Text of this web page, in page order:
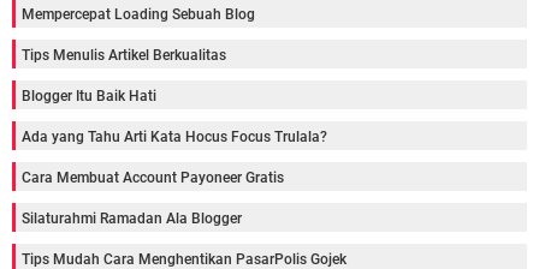
Mempercepat Loading Sebuah Blog
Tips Menulis Artikel Berkualitas
Blogger Itu Baik Hati
Ada yang Tahu Arti Kata Hocus Focus Trulala?
Cara Membuat Account Payoneer Gratis
Silaturahmi Ramadan Ala Blogger
Tips Mudah Cara Menghentikan PasarPolis Gojek